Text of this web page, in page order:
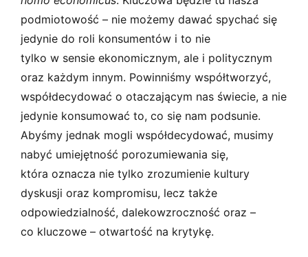
podmiotowość – nie możemy dawać spychać się
jedynie do roli konsumentów i to nie
tylko w sensie ekonomicznym, ale i politycznym
oraz każdym innym. Powinniśmy współtworzyć,
współdecydować o otaczającym nas świecie, a nie
jedynie konsumować to, co się nam podsunie.
Abyśmy jednak mogli współdecydować, musimy
nabyć umiejętność porozumiewania się,
która oznacza nie tylko zrozumienie kultury
dyskusji oraz kompromisu, lecz także
odpowiedzialność, dalekowzroczność oraz –
co kluczowe – otwartość na krytykę.